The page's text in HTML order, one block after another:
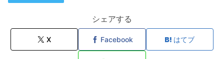
シェアする
X Facebook はてブ